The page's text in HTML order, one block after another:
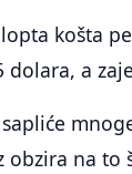
košta
a
na to